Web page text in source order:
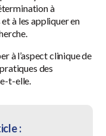
à
à les appliquer en
à l’aspect clinique de
des
t-elle.
: